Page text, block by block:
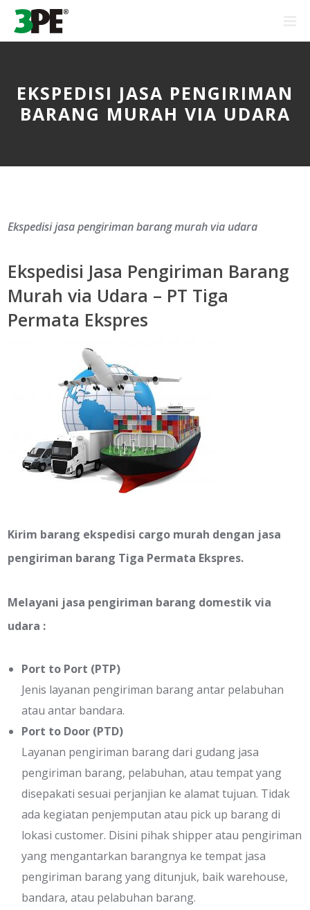
EKSPEDISI JASA PENGIRIMAN
BARANG MURAH VIA UDARA
Ekspedisi jasa pengiriman barang murah via udara
Ekspedisi Jasa Pengiriman Barang
Murah via Udara – PT Tiga
Permata Ekspres
Kirim barang ekspedisi cargo murah dengan jasa
pengiriman barang Tiga Permata Ekspres.
Melayani jasa pengiriman barang domestik via
udara :
Port to Port (PTP)
Jenis layanan pengiriman barang antar pelabuhan
atau antar bandara.
Port to Door (PTD)
Layanan pengiriman barang dari gudang jasa
pengiriman barang, pelabuhan, atau tempat yang
disepakati sesuai perjanjian ke alamat tujuan. Tidak
ada kegiatan penjemputan atau pick up barang di
lokasi customer. Disini pihak shipper atau pengiriman
yang mengantarkan barangnya ke tempat jasa
pengiriman barang yang ditunjuk, baik warehouse,
bandara, atau pelabuhan barang.